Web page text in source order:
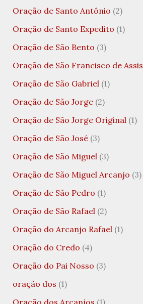
Oração de Santo Antônio (2)
Oração de Santo Expedito (1)
Oração de São Bento (3)
Oração de São Francisco de Assis
Oração de São Gabriel(1)
Oração de São Jorge(2)
Oração de São Jorge Original(1)
Oração de São José(3)
Oração de São Miguel(3)
Oração de São Miguel Arcanjo (3)
Oração de São Pedro (1)
Oração de São Rafael(2)
Oração do Arcanjo Rafael(1)
Oração do Credo (4)
Oração do Pai Nosso (3)
oração dos (1)